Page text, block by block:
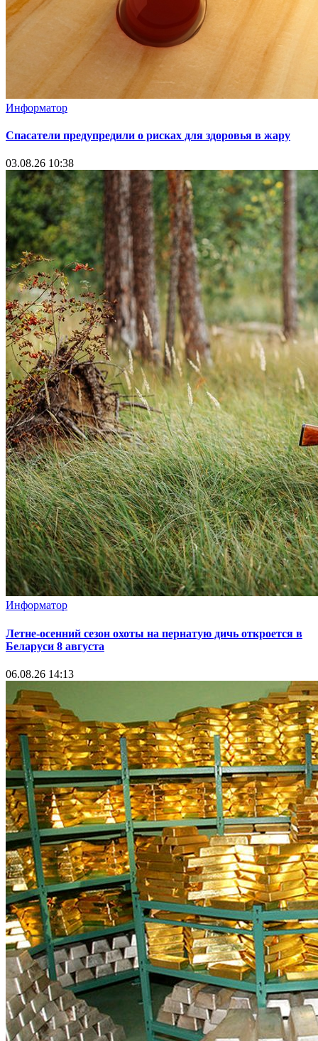
Информатор
Спасатели предупредили о рисках для здоровья в жару
03.08.26 10:38
Информатор
Летне-осенний сезон охоты на пернатую дичь откроется в
Беларуси 8 августа
06.08.26 14:13